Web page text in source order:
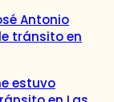
Antonio
tránsito en
estuvo